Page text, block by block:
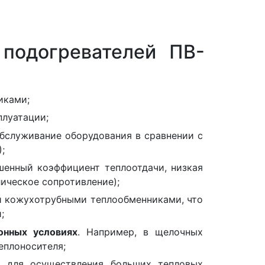
ПВ-
оборудования в сравнении с
коэффициент теплоотдачи, низкая
сопротивление);
теплообменниками, что
условиях. Например, в щелочных